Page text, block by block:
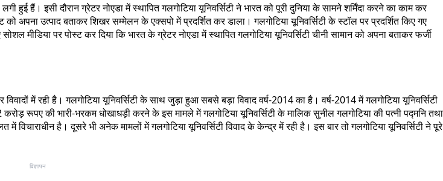
हुई हैं। इसी दौरान ग्रेटर नोएडा में स्थापित गलगोटिया यूनिवर्सिटी ने भारत को पूरी दुनिया के सामने शर्मिंदा करने का काम कर
अपना उत्पाद बताकर शिखर सम्मेलन के एक्सपो में प्रदर्शित कर डाला। गलगोटिया यूनिवर्सिटी के स्टॉल पर प्रदर्शित किए गए
मीडिया पर पोस्ट कर दिया कि भारत के ग्रेटर नोएडा में स्थापित गलगोटिया यूनिवर्सिटी चीनी सामान को अपना बताकर फर्जी
विवादों में रही है। गलगोटिया यूनिवर्सिटी के साथ जुड़ा हुआ सबसे बड़ा विवाद वर्ष-2014 का है। वर्ष-2014 में गलगोटिया यूनिवर्सिटी
रूपए की भारी-भरकम धोखाधड़ी करने के इस मामले में गलगोटिया यूनिवर्सिटी के मालिक सुनील गलगोटिया की पत्नीपद्मनितथा
है। दूसरे भी अनेक मामलों में गलगोटिया यूनिवर्सिटी विवाद के केन्द्र में रही है। इस बार तो गलगोटिया यूनिवर्सिटी ने पूरे
विज्ञापन